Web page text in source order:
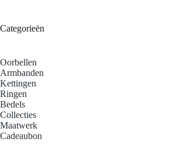
Categorieën
Oorbellen
Armbanden
Kettingen
Ringen
Bedels
Collecties
Maatwerk
Cadeaubon